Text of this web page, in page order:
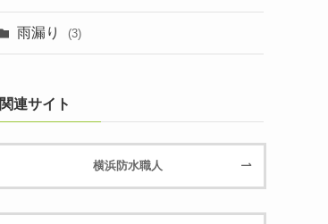
雨漏り (3)
関連サイト
横浜防水職人